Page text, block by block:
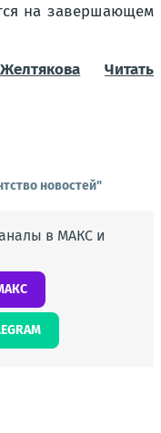
на завершающем
Читать
новостей"
в МАКС и